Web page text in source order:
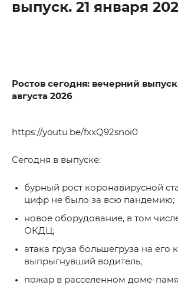
выпуск. 21 января
Ростов сегодня: вечерний
августа 2026
https://youtu.be/fxxQ92snoi0
Сегодня в выпуске:
бурный рост коронавирусной
цифр не было за всю пандемию;
новое оборудование, в том
ОКДЦ;
атака груза большегруза на его
выпрыгнувший водитель;
пожар в расселенном доме-